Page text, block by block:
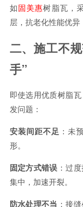
如固美惠树脂瓦，
层，抗老化性能优异
二、施工不
手”
即使选用优质树脂
发问题：
安装间距不足 ：未
形。
固定方式错误 ：过
集中，加速开裂。
防水处理不当 ：接